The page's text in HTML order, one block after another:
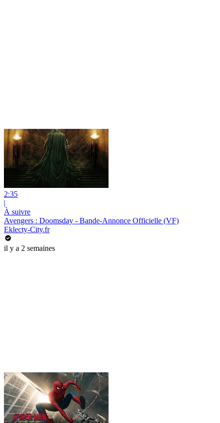
2:35
|
À suivre
Avengers : Doomsday - Bande-Annonce Officielle (VF)
Eklecty-City.fr
il y a 2 semaines